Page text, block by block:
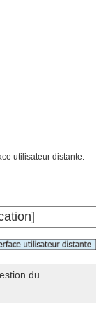
utilisateur distante.
du